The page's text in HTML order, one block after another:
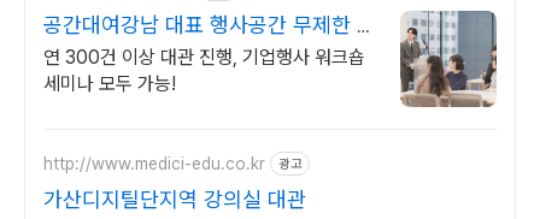
공간대여강남 대표 행사공간 무제한 무
료 부대 시설 혜택
연 300건 이상 대관 진행, 기업행사 워크숍
세미나 모두 가능!
http://www.medici-edu.co.kr 광고
가산디지틸단지역 강의실 대관